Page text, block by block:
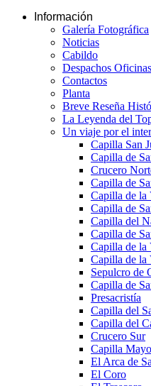
Información
Galería Fotográfica
Noticias
Cabildo
Despachos Oficinas
Contactos
Planta
Breve Reseña
La Leyenda del
Un viaje por el
Capilla San
Capilla de
Crucero
Capilla de
Capilla de la
Capilla de
Capilla del
Capilla de
Capilla de la
Capilla de la
Sepulcro de
Capilla de
Presacristía
Capilla del
Capilla del
Crucero Sur
Capilla
El Arca de
El Coro